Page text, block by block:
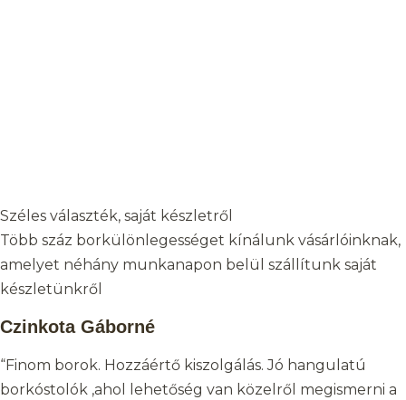
Széles választék, saját készletről
Több száz borkülönlegességet kínálunk vásárlóinknak,
amelyet néhány munkanapon belül szállítunk saját
készletünkről
Czinkota Gáborné
“Finom borok. Hozzáértő kiszolgálás. Jó hangulatú
borkóstolók ,ahol lehetőség van közelről megismerni a